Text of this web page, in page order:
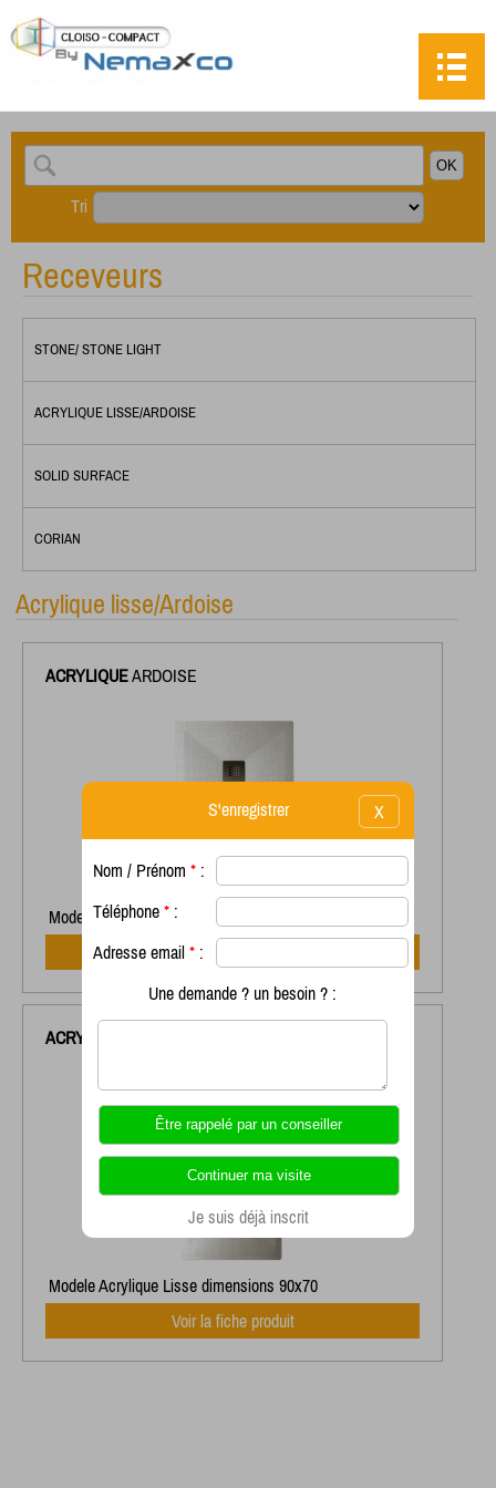
Tri
Receveurs
STONE/ STONE LIGHT
ACRYLIQUE LISSE/ARDOISE
SOLID SURFACE
CORIAN
Acrylique lisse/Ardoise
ACRYLIQUEARDOISE
Modele Acrylique Ardoise dimensions 90x70
Voir la fiche produit
ACRYLIQUE
Modele Acrylique Lisse dimensions 90x70
Voir la fiche produit
X
S'enregistrer
Nom / Prénom * :
Téléphone * :
Adresse email * :
Une demande ? un besoin ? :
Je suis déjà inscrit